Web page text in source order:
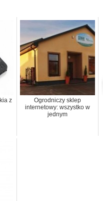
z
Ogrodniczy sklep
internetowy: wszystko w
jednym